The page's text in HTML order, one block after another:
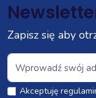
Zapisz się aby
Akceptuję